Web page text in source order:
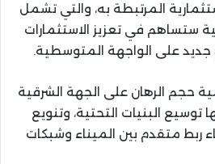
المرتبطة به، والتي تشمل
ستساهم في تعزيز الاستثمارات
على الواجهة المتوسطية.
حجم الرهان على الجهة الشرقية
البنيات التحتية، وتنويع
ربط متقدم بين الميناء وشبكات